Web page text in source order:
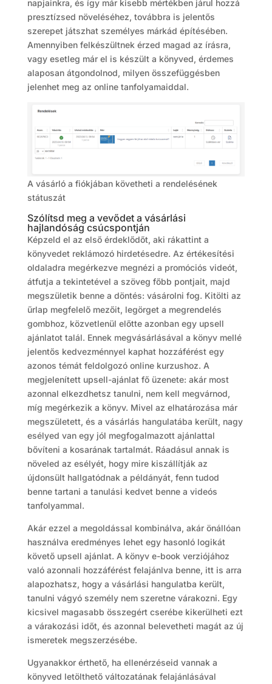
napjainkra, és így már kisebb mértékben járul hozzá
presztízsed növeléséhez, továbbra is jelentős
szerepet játszhat személyes márkád építésében.
Amennyiben felkészültnek érzed magad az írásra,
vagy esetleg már el is készült a könyved, érdemes
alaposan átgondolnod, milyen összefüggésben
jelenhet meg az online tanfolyamaiddal.
A vásárló a fiókjában követheti a rendelésének
státuszát
Szólítsd meg a vevődet a vásárlási
hajlandóság csúcspontján
Képzeld el az első érdeklődőt, aki rákattint a
könyvedet reklámozó hirdetésedre. Az értékesítési
oldaladra megérkezve megnézi a promóciós videót,
átfutja a tekintetével a szöveg főbb pontjait, majd
megszületik benne a döntés: vásárolni fog. Kitölti az
űrlap megfelelő mezőit, legörget a megrendelés
gombhoz, közvetlenül előtte azonban egy upsell
ajánlatot talál. Ennek megvásárlásával a könyv mellé
jelentős kedvezménnyel kaphat hozzáférést egy
azonos témát feldolgozó online kurzushoz. A
megjelenített upsell-ajánlat fő üzenete: akár most
azonnal elkezdhetsz tanulni, nem kell megvárnod,
míg megérkezik a könyv. Mivel az elhatározása már
megszületett, és a vásárlás hangulatába került, nagy
esélyed van egy jól megfogalmazott ajánlattal
bővíteni a kosarának tartalmát. Ráadásul annak is
növeled az esélyét, hogy mire kiszállítják az
újdonsült hallgatódnak a példányát, fenn tudod
benne tartani a tanulási kedvet benne a videós
tanfolyammal.
Akár ezzel a megoldással kombinálva, akár önállóan
használva eredményes lehet egy hasonló logikát
követő upsell ajánlat. A könyv e-book verziójához
való azonnali hozzáférést felajánlva benne, itt is arra
alapozhatsz, hogy a vásárlási hangulatba került,
tanulni vágyó személy nem szeretne várakozni. Egy
kicsivel magasabb összegért cserébe kikerülheti ezt
a várakozási időt, és azonnal belevetheti magát az új
ismeretek megszerzésébe.
Ugyanakkor érthető, ha ellenérzéseid vannak a
könyved letölthető változatának felajánlásával